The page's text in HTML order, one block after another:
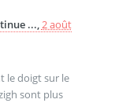
...,2 août
le doigt sur le
sont plus